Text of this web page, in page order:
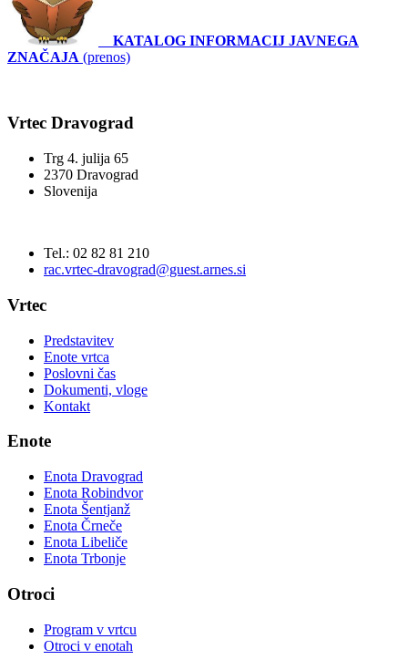
KATALOG INFORMACIJ JAVNEGA
ZNAČAJA (prenos)
Vrtec Dravograd
Trg 4. julija 65
2370 Dravograd
Slovenija
Tel.: 02 82 81 210
rac.vrtec-dravograd@guest.arnes.si
Vrtec
Predstavitev
Enote vrtca
Poslovni čas
Dokumenti, vloge
Kontakt
Enote
Enota Dravograd
Enota Robindvor
Enota Šentjanž
Enota Črneče
Enota Libeliče
Enota Trbonje
Otroci
Program v vrtcu
Otroci v enotah